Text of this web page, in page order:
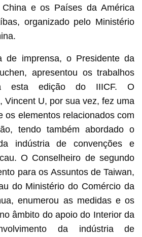
e os Países da América
organizado pelo Ministério
de imprensa, o Presidente da
apresentou os trabalhos
esta edição do IIICF. O
Vincent U, por sua vez, fez uma
os elementos relacionados com
tendo também abordado o
indústria de convenções e
O Conselheiro de segundo
para os Assuntos de Taiwan,
do Ministério do Comércio da
enumerou as medidas e os
âmbito do apoio do Interior da
da indústria de